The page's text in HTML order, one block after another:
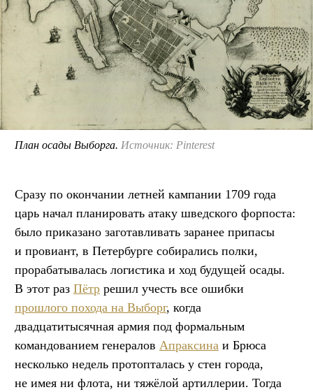
План осады Выборга. Источник: Pinterest
Сразу по окончании летней кампании 1709 года
царь начал планировать атаку шведского форпоста:
было приказано заготавливать заранее припасы
и провиант, в Петербурге собирались полки,
прорабатывалась логистика и ход будущей осады.
В этот раз Пётр решил учесть все ошибки
прошлого похода на Выборг, когда
двадцатитысячная армия под формальным
командованием генералов Апраксина и Брюса
несколько недель протопталась у стен города,
не имея ни флота, ни тяжёлой артиллерии. Тогда